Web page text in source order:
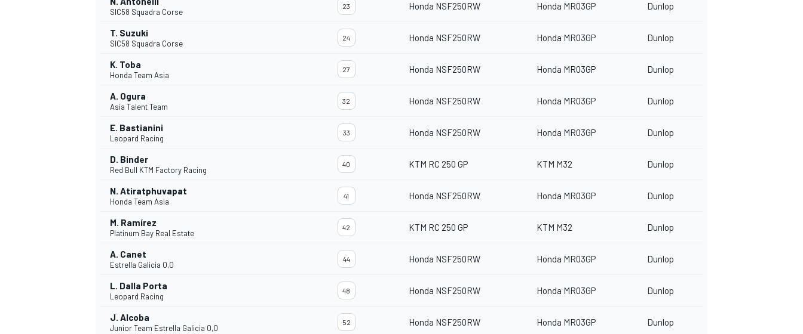
SIC58 Squadra Corse
23 Honda NSF250RW Honda MR03GP Dunlop
T. Suzuki
SIC58 Squadra Corse
24 Honda NSF250RW Honda MR03GP Dunlop
K. Toba
Honda Team Asia
27 Honda NSF250RW Honda MR03GP Dunlop
A. Ogura
Asia Talent Team
32 Honda NSF250RW Honda MR03GP Dunlop
E. Bastianini
Leopard Racing
33 Honda NSF250RW Honda MR03GP Dunlop
D. Binder
Red Bull KTM Factory Racing
40 KTM RC 250 GP KTM M32 Dunlop
N. Atiratphuvapat
Honda Team Asia
41 Honda NSF250RW Honda MR03GP Dunlop
M. Ramírez
Platinum Bay Real Estate
42 KTM RC 250 GP KTM M32 Dunlop
A. Canet
Estrella Galicia 0,0
44 Honda NSF250RW Honda MR03GP Dunlop
L. Dalla Porta
Leopard Racing
48 Honda NSF250RW Honda MR03GP Dunlop
J. Alcoba
Junior Team Estrella Galicia 0,0
52 Honda NSF250RW Honda MR03GP Dunlop